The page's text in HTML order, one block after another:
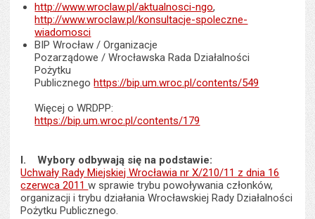
http://www.wroclaw.pl/aktualnosci-ngo,
http://www.wroclaw.pl/konsultacje-spoleczne-
wiadomosci
BIP Wrocław / Organizacje
Pozarządowe / Wrocławska Rada Działalności
Pożytku
Publicznegohttps://bip.um.wroc.pl/contents/549
Więcej o WRDPP:
https://bip.um.wroc.pl/contents/179
I. Wybory odbywają się na podstawie:
Uchwały Rady Miejskiej Wrocławia nr X/210/11 z dnia 16
czerwca 2011w sprawie trybu powoływania członków,
organizacji i trybu działania Wrocławskiej Rady Działalności
Pożytku Publicznego.